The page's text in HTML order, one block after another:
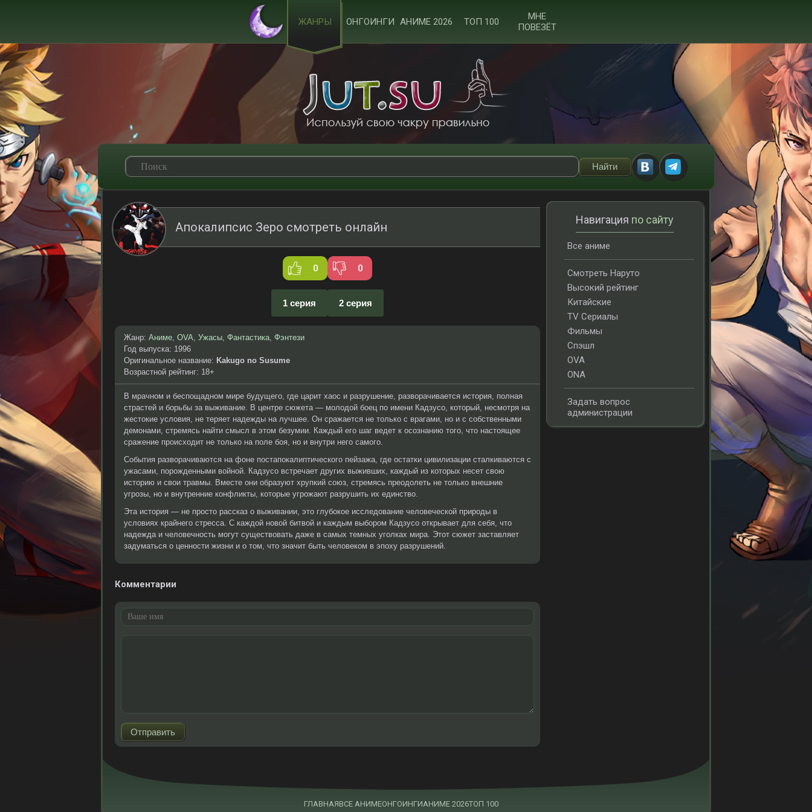
ЖАНРЫ ОНГОИНГИ АНИМЕ 2026 ТОП 100
МНЕ
ПОВЕЗЁТ
Апокалипсис Зеро смотреть онлайн
0 0
1 серия 2 серия
Жанр: Аниме, OVA, Ужасы, Фантастика, Фэнтези
Год выпуска: 1996
Оригинальное название: Kakugo no Susume
Возрастной рейтинг: 18+
В мрачном и беспощадном мире будущего, где царит хаос и разрушение, разворачивается история, полная
страстей и борьбы за выживание. В центре сюжета — молодой боец по имени Кадзусо, который, несмотря на
жестокие условия, не теряет надежды на лучшее. Он сражается не только с врагами, но и с собственными
демонами, стремясь найти смысл в этом безумии. Каждый его шаг ведет к осознанию того, что настоящее
сражение происходит не только на поле боя, но и внутри него самого.
События разворачиваются на фоне постапокалиптического пейзажа, где остатки цивилизации сталкиваются с
ужасами, порожденными войной. Кадзусо встречает других выживших, каждый из которых несет свою
историю и свои травмы. Вместе они образуют хрупкий союз, стремясь преодолеть не только внешние
угрозы, но и внутренние конфликты, которые угрожают разрушить их единство.
Эта история — не просто рассказ о выживании, это глубокое исследование человеческой природы в
условиях крайнего стресса. С каждой новой битвой и каждым выбором Кадзусо открывает для себя, что
надежда и человечность могут существовать даже в самых темных уголках мира. Этот сюжет заставляет
задуматься о ценности жизни и о том, что значит быть человеком в эпоху разрушений.
Комментарии
Навигация по сайту
Все аниме
Смотреть Наруто
Высокий рейтинг
Китайские
TV Сериалы
Фильмы
Спэшл
OVA
ONA
Задать вопрос
администрации
ГЛАВНАЯВСЕ АНИМЕОНГОИНГИАНИМЕ 2026ТОП 100